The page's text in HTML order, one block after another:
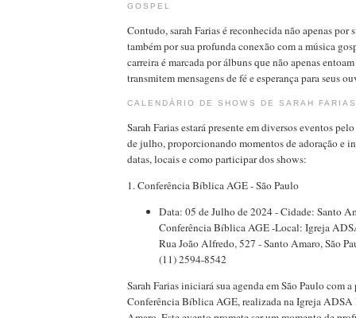
GOSPEL
Contudo, sarah Farias é reconhecida não apenas por
também por sua profunda conexão com a música
carreira é marcada por álbuns que não apenas
transmitem mensagens de fé e esperança para seus
CALENDÁRIO DE SHOWS DE SARAH
Sarah Farias estará presente em diversos eventos
de julho, proporcionando momentos de adoração e
datas, locais e como participar dos shows:
1. Conferência Bíblica AGE - São Paulo
Data: 05 de Julho de 2024 - Cidade: Santo
Conferência Bíblica AGE -Local: Igreja
Rua João Alfredo, 527 - Santo Amaro, São
(11) 2594-8542
Sarah Farias iniciará sua agenda em São Paulo com
Conferência Bíblica AGE, realizada na Igreja ADSA